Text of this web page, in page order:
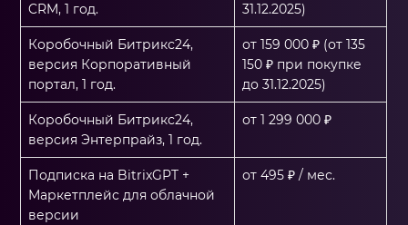
CRM, 1 год.
31.12.2025)
Коробочный Битрикс24,
версия Корпоративный
портал, 1 год.
от 159 000 ₽ (от 135
150 ₽ при покупке
до 31.12.2025)
Коробочный Битрикс24,
версия Энтерпрайз, 1 год.
от 1 299 000 ₽
Подписка на BitrixGPT +
Маркетплейс для облачной
версии
от 495 ₽ / мес.